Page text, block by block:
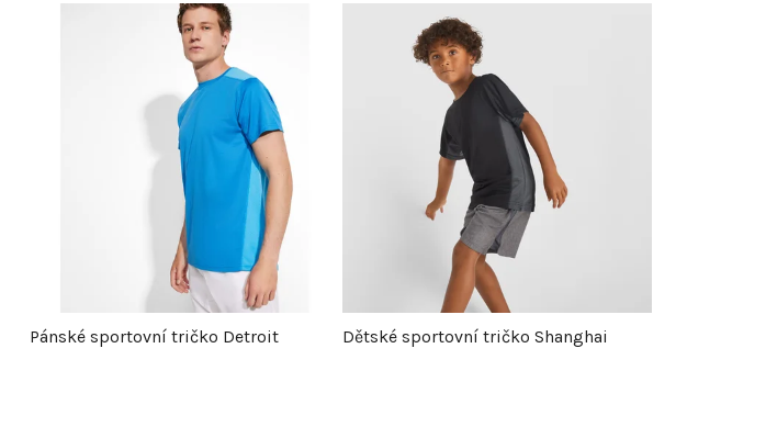
Pánské sportovní tričko Detroit Dětské sportovní tričko Shanghai